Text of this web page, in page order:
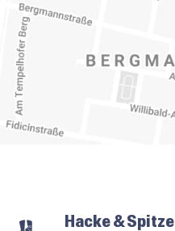
Hacke & Spitze